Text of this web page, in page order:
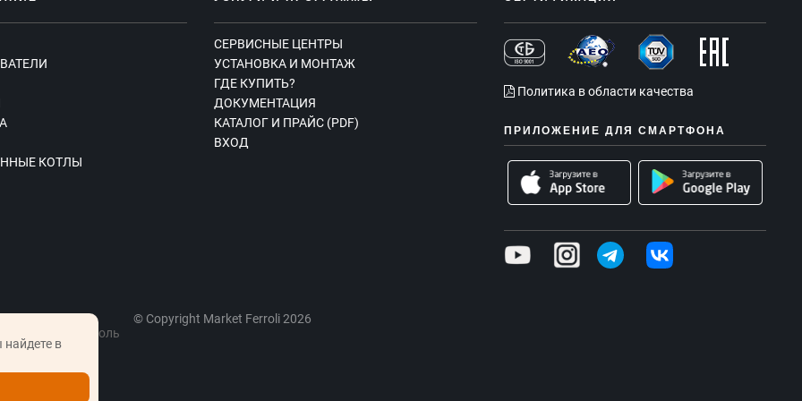
КОТЛЫ
СЕРВИСНЫЕ ЦЕНТРЫ
УСТАНОВКА И МОНТАЖ
ГДЕ КУПИТЬ?
ДОКУМЕНТАЦИЯ
КАТАЛОГ И ПРАЙС (PDF)
ВХОД
Политика в области качества
ПРИЛОЖЕНИЕ ДЛЯ СМАРТФОНА
г. Фаниполь
© Copyright Market Ferroli 2026
в